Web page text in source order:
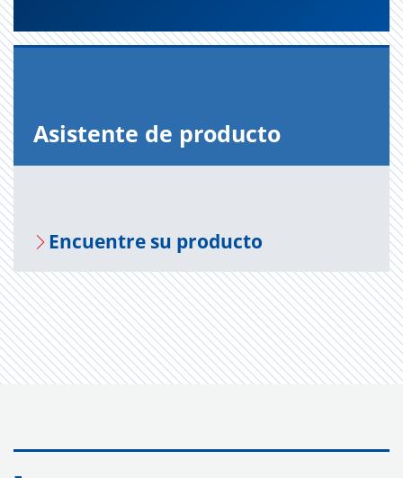
Asis­ten­te de pro­duc­to
En­cuen­tre su pro­duc­to